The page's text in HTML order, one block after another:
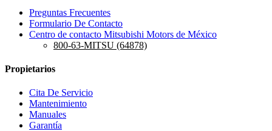
Preguntas Frecuentes
Formulario De Contacto
Centro de contacto Mitsubishi Motors de México
800-63-MITSU (64878)
Propietarios
Cita De Servicio
Mantenimiento
Manuales
Garantía